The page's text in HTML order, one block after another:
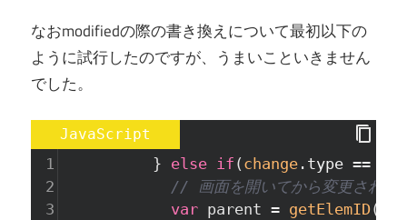
なおmodifiedの際の書き換えについて最初以下の
ように試行したのですが、うまいこといきません
でした。
JavaScript
1
          }
else if ( change . type ==
2
// 画面を開いてから変更された
3
var parent = getElemID(